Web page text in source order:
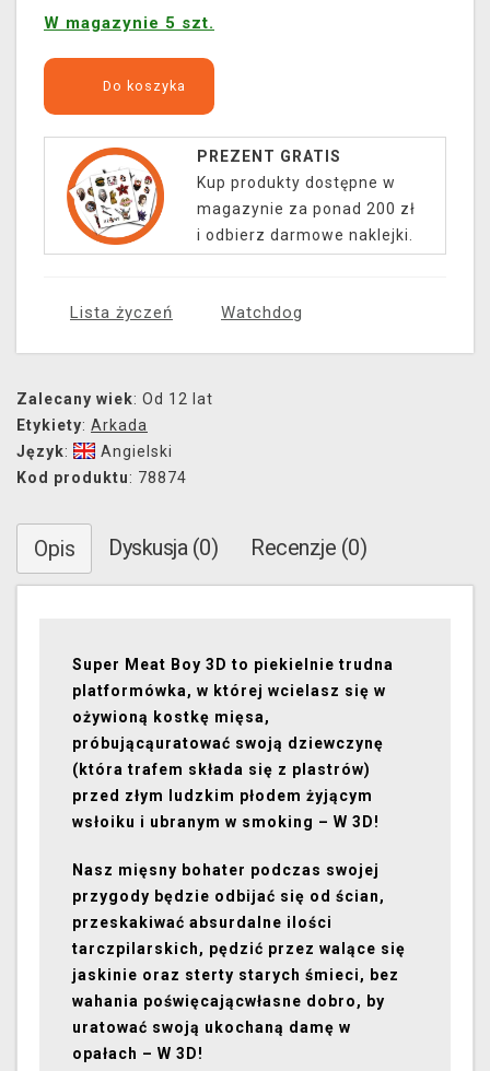
W magazynie 5 szt.
Do koszyka
PREZENT GRATIS
Kup produkty dostępne w
magazynie za ponad 200 zł
i odbierz darmowe naklejki.
Lista życzeń Watchdog
Zalecany wiek: Od 12 lat
Etykiety: Arkada
Język:
Angielski
Kod produktu: 78874
Opis Dyskusja (0) Recenzje (0)
Super Meat Boy 3D to piekielnie trudna
platformówka, w której wcielasz się w
ożywioną kostkę mięsa,
próbującąuratować swoją dziewczynę
(która trafem składa się z plastrów)
przed złym ludzkim płodem żyjącym
wsłoiku i ubranym w smoking – W 3D!
Nasz mięsny bohater podczas swojej
przygody będzie odbijać się od ścian,
przeskakiwać absurdalne ilości
tarczpilarskich, pędzić przez walące się
jaskinie oraz sterty starych śmieci, bez
wahania poświęcającwłasne dobro, by
uratować swoją ukochaną damę w
opałach – W 3D!